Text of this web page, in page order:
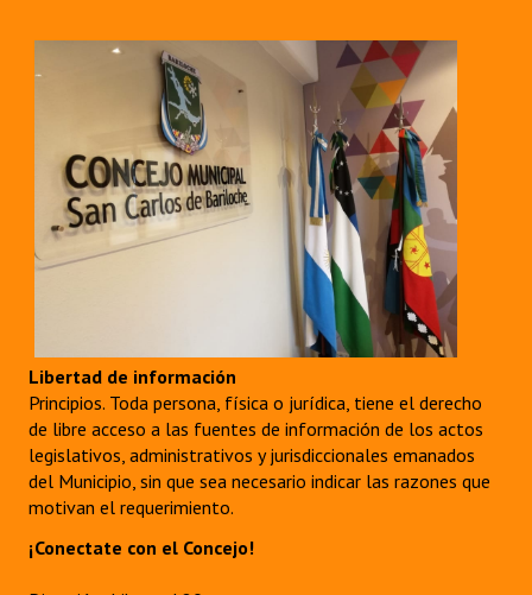
Libertad de información
Principios. Toda persona, física o jurídica, tiene el derecho
de libre acceso a las fuentes de información de los actos
legislativos, administrativos y jurisdiccionales emanados
del Municipio, sin que sea necesario indicar las razones que
motivan el requerimiento.
¡Conectate con el Concejo!